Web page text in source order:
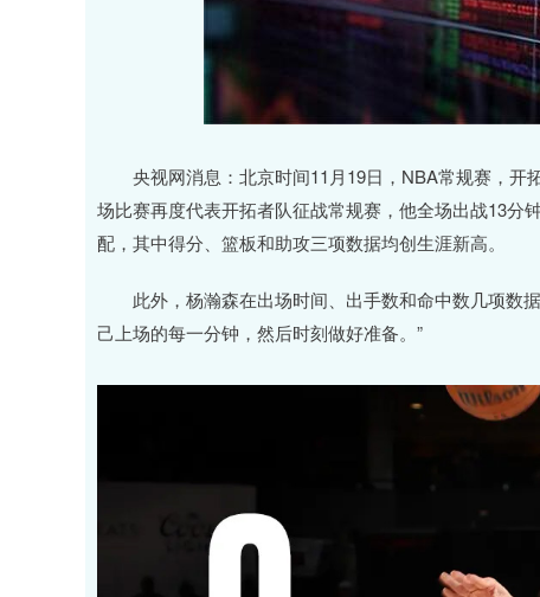
央视网消息：北京时间11月19日，NBA常规赛，开
场比赛再度代表开拓者队征战常规赛，他全场出战13分
配，其中得分、篮板和助攻三项数据均创生涯新高。
此外，杨瀚森在出场时间、出手数和命中数几项数
己上场的每一分钟，然后时刻做好准备。”